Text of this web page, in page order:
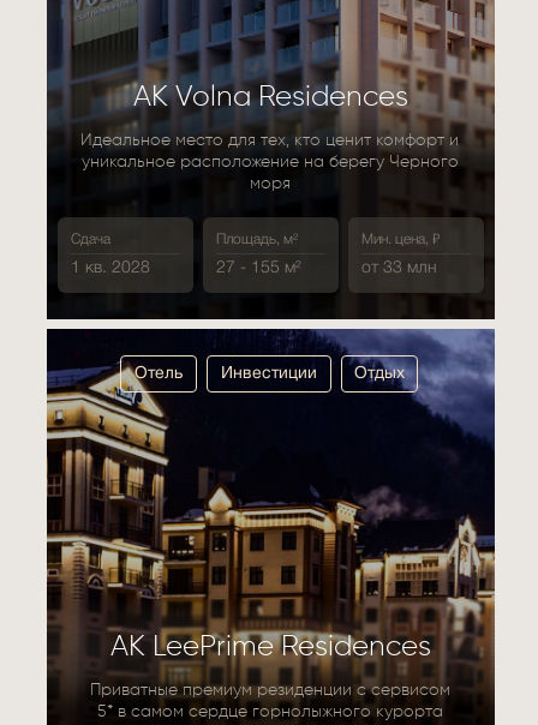
Приватные премиум резиденции с сервисом
5* в самом сердце горнолыжного курорта
АК LeePrime Residences
Отдых
Инвестиции
Отель
от 33 млн
Мин. цена, ₽
27 - 155 м²
Площадь, м²
1 кв. 2028
Сдача
Идеальное место для тех, кто ценит комфорт и
уникальное расположение на берегу Черного
моря
АК Volna Residences